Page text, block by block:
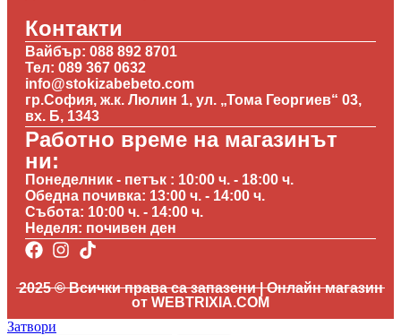
Контакти
Вайбър: 088 892 8701
Тел: 089 367 0632
info@stokizabebeto.com
гр.София, ж.к. Люлин 1, ул. „Тома Георгиев“ 03,
вх. Б, 1343
Работно време на магазинът
ни:
Понеделник - петък : 10:00 ч. - 18:00 ч.
Обедна почивка: 13:00 ч. - 14:00 ч.
Събота: 10:00 ч. - 14:00 ч.
Неделя: почивен ден
2025 © Всички права са запазени | Онлайн магазин
от WEBTRIXIA.COM
Затвори